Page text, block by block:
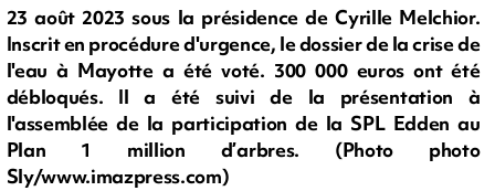
23 août 2023 sous la présidence de Cyrille Melchior.
Inscrit en procédure d'urgence, le dossier de la crise de
l'eau à Mayotte a été voté. 300 000 euros ont été
débloqués. Il a été suivi de la présentation à
l'assemblée de la participation de la SPL Edden au
Plan 1 million d’arbres. (Photo photo
Sly/www.imazpress.com)